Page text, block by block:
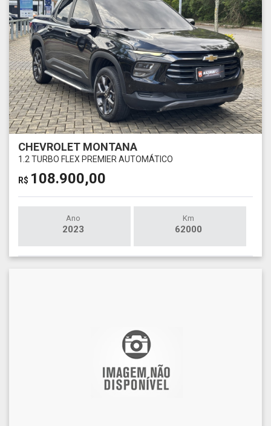
CHEVROLET MONTANA
1.2 TURBO FLEX PREMIER AUTOMÁTICO
R$ 108.900,00
Ano
2023
Km
62000